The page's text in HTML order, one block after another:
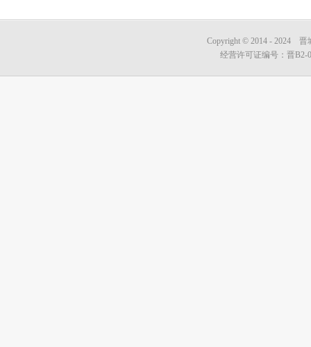
Copyright © 2014 - 2024
经营许可证编号：晋B2-